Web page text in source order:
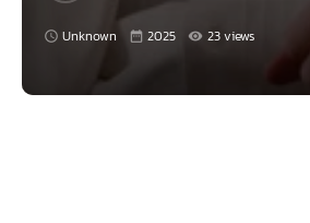
Unknown 2025 23 views